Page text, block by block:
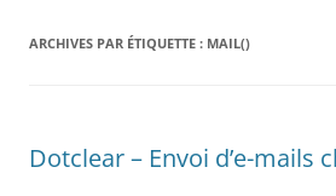
ARCHIVES PAR ÉTIQUETTE : MAIL()
Dotclear – Envoi d’e-mails